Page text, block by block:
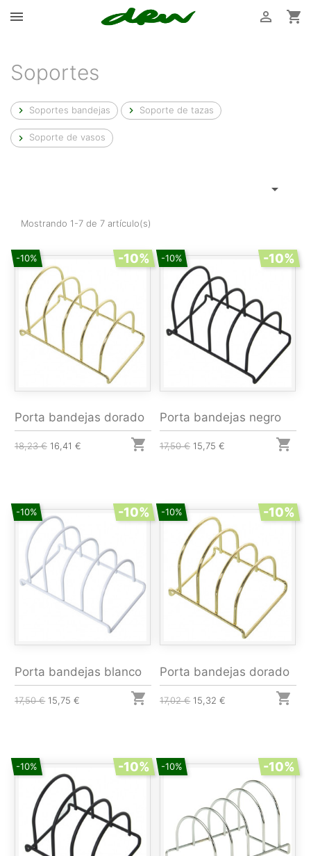
 

Soportes
 Soportes bandejas  Soporte de tazas
 Soporte de vasos

Mostrando 1-7 de 7 artículo(s)
-10% -10%
Porta bandejas dorado
18,23 € 16,41 € 
-10% -10%
Porta bandejas negro
17,50 € 15,75 € 
-10% -10%
Porta bandejas blanco
17,50 € 15,75 € 
-10% -10%
Porta bandejas dorado
17,02 € 15,32 € 
-10% -10% -10% -10%